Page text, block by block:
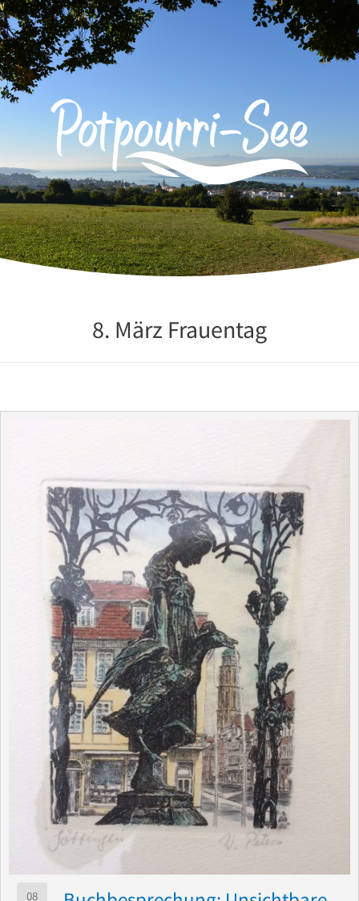
Zum
Inhalt
springen
8. März Frauentag
08